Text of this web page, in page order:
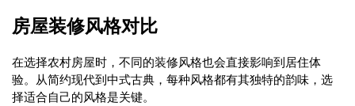
房屋装修风格对比
在选择农村房屋时，不同的装修风格也会直接影响到居住体
验。从简约现代到中式古典，每种风格都有其独特的韵味，选
择适合自己的风格是关键。